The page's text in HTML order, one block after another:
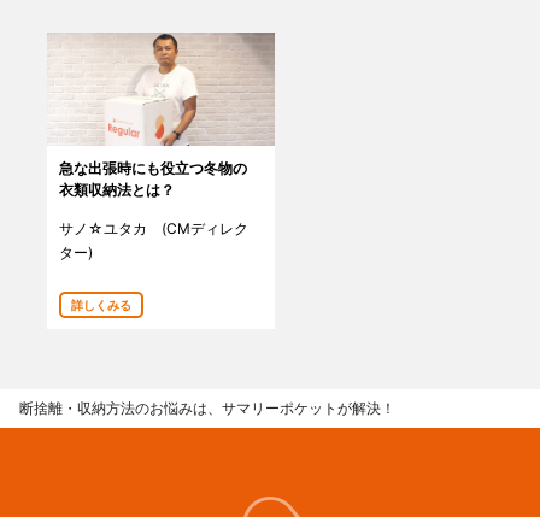
急な出張時にも役立つ冬物の
衣類収納法とは？
サノ☆ユタカ (CMディレク
ター)
詳しくみる
断捨離・収納方法のお悩みは、サマリーポケットが解決！